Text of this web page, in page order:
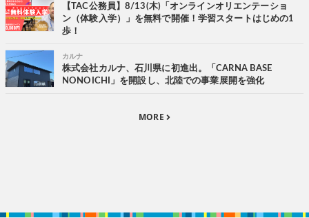
【TAC公務員】8/13(木)「オンラインオリエンテーショ
ン（体験入学）」を無料で開催！学習スタートはじめの1
歩！
カルナ
株式会社カルナ、石川県に初進出。「CARNA BASE
NONOICHI」を開設し、北陸での事業展開を強化
MORE